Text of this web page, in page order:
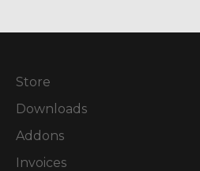
Store
Downloads
Addons
Invoices